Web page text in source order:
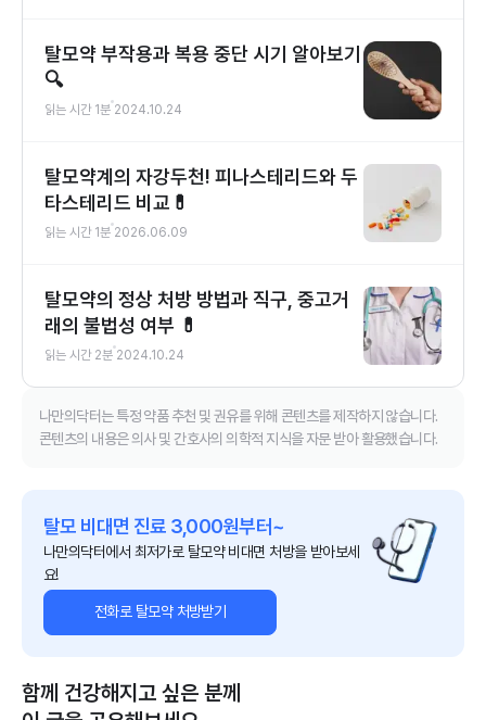
탈모약 부작용과 복용 중단 시기 알아보기
🔍
읽는 시간 1분 2024.10.24
탈모약계의 자강두천! 피나스테리드와 두
타스테리드 비교💊
읽는 시간 1분 2026.06.09
탈모약의 정상 처방 방법과 직구, 중고거
래의 불법성 여부 💊
읽는 시간 2분 2024.10.24
나만의닥터는 특정 약품 추천 및 권유를 위해 콘텐츠를 제작하지 않습니다.
콘텐츠의 내용은 의사 및 간호사의 의학적 지식을 자문 받아 활용했습니다.
탈모 비대면 진료 3,000원부터~
나만의닥터에서 최저가로 탈모약 비대면 처방을 받아보세
요!
전화로 탈모약 처방받기
함께 건강해지고 싶은 분께